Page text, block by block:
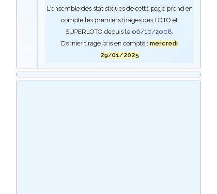
L'ensemble des statistiques de cette page prend en
compte les premiers tirages des LOTO et
SUPERLOTO depuis le 06/10/2008.
Dernier tirage pris en compte :mercredi
29/01/2025